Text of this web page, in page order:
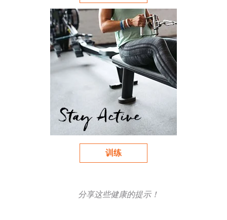
训练
分享这些健康的提示！